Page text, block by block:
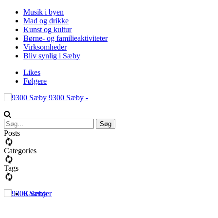
Musik i byen
Mad og drikke
Kunst og kultur
Børne- og familieaktiviteter
Virksomheder
Bliv synlig i Sæby
Likes
Følgere
9300 Sæby -
Posts
Categories
Tags
Kalender